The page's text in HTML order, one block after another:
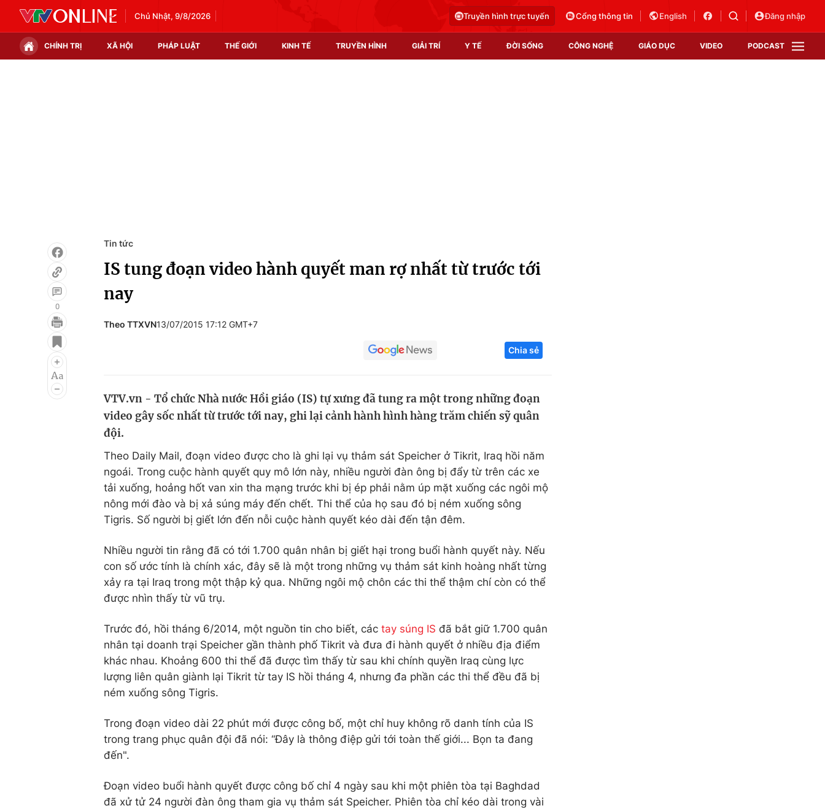
Chủ Nhật, 9/8/2026 Truyền hình trực tuyến Cổng thông tin English Đăng nhập
CHÍNH TRỊ XÃ HỘI PHÁP LUẬT THẾ GIỚI KINH TẾ TRUYỀN HÌNH GIẢI TRÍ Y TẾ ĐỜI SỐNG CÔNG NGHỆ GIÁO DỤC VIDEO PODCAST
Infographic
Điện ảnh
Âm nhạc
Chất lượng cuộc sống
Tuyển sinh
Hitech Công nghệ tương lai
Thị trường
0
Tin tức
IS tung đoạn video hành quyết man rợ nhất từ trước tới
nay
Theo TTXVN13/07/2015 17:12 GMT+7
Chia sẻ
VTV.vn - Tổ chức Nhà nước Hồi giáo (IS) tự xưng ​đã tung ra một trong những đoạn
video gây sốc nhất từ trước tới nay, ghi lại cảnh hành hình hàng trăm chiến s​ỹ quân
đội.
Theo Daily Mail, đoạn video được cho là ghi lại vụ thảm sát Speicher ở Tikrit, Iraq hồi năm
ngoái. Trong cuộc hành quyết quy mô lớn này, nhiều người đàn ông bị đẩy từ trên các xe
tải xuống, hoảng hốt van xin tha mạng trước khi bị ép phải nằm úp mặt xuống các ngôi mộ
nông mới đào và bị xả súng máy đến chết. Thi thể của họ sau đó bị ném xuống sông
Tigris. Số người bị giết lớn đến nỗi cuộc hành quyết kéo dài đến tận đêm.
Nhiều người tin rằng đã có tới 1.700 quân nhân bị giết hại trong buổi hành quyết này. Nếu
con số ước tính là chính xác, đây sẽ là một trong những vụ thảm sát kinh hoàng nhất từng
xảy ra tại Iraq trong một thập kỷ qua. Những ngôi mộ chôn các thi thể thậm chí còn có thể
được nhìn thấy từ vũ trụ.
Trước đó, hồi tháng 6/2014, một nguồn tin cho biết, các tay súng IS đã bắt giữ 1.700 quân
nhân tại doanh trại Speicher gần thành phố Tikrit và đưa đi hành quyết ở nhiều địa điểm
khác nhau. Khoảng 600 thi thể đã được tìm thấy từ sau khi chính quyền Iraq cùng lực
lượng liên quân giành lại Tikrit từ tay IS hồi tháng 4, nhưng đa phần các thi thể đều đã bị
ném xuống sông Tigris.
Trong đoạn video dài 22 phút mới được công bố, một chỉ huy không rõ danh tính của IS
trong trang phục quân đội đã nói: “Đây là thông điệp gửi tới toàn thế giới... Bọn ta đang
đến".
Đoạn video buổi hành quyết được công bố chỉ 4 ngày sau khi một phiên tòa tại Baghdad
đã xử tử 24 người đàn ông tham gia vụ thảm sát Speicher. Phiên tòa chỉ kéo dài trong vài